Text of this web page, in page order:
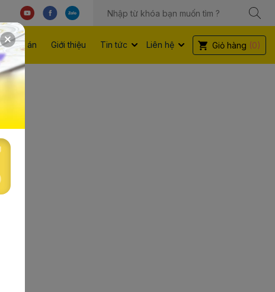
Dự án Giới thiệu Tin tức Liên hệ Giỏ hàng (0)